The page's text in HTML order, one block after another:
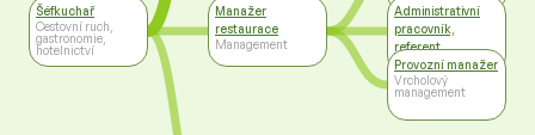
Šéfkuchař
Cestovní ruch,
gastronomie,
hotelnictví
Manažer
restaurace
Management
Administrativní
pracovník,
referent
Administrativa
Provozní manažer
Vrcholový
management